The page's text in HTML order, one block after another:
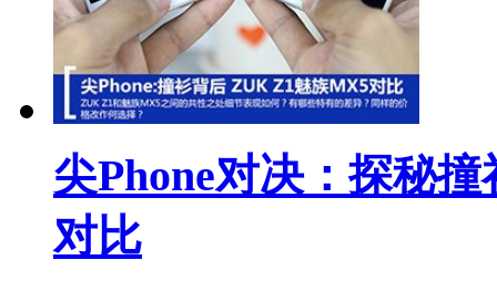
尖Phone对决：探秘
对比